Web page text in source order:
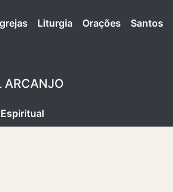
Liturgia Orações Santos
ARCANJO